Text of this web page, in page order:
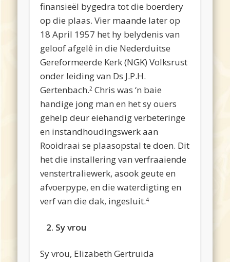
finansieël bygedra tot die boerdery
op die plaas. Vier maande later op
18 April 1957 het hy belydenis van
geloof afgelê in die Nederduitse
Gereformeerde Kerk (NGK) Volksrust
onder leiding van Ds J.P.H.
Gertenbach.2 Chris was ‘n baie
handige jong man en het sy ouers
gehelp deur eiehandig verbeteringe
en instandhoudingswerk aan
Rooidraai se plaasopstal te doen. Dit
het die installering van verfraaiende
venstertraliewerk, asook geute en
afvoerpype, en die waterdigting en
verf van die dak, ingesluit.4
2. Sy vrou
Sy vrou, Elizabeth Gertruida